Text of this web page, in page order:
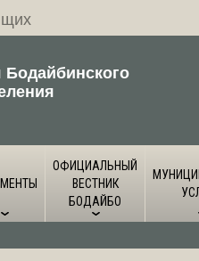
ОФИЦИАЛЬНЫЙ
ВЕСТНИК
БОДАЙБО